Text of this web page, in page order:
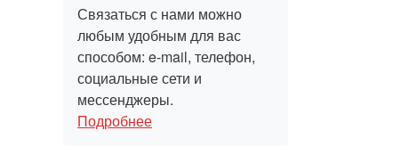
Связаться с нами можно
любым удобным для вас
способом: e-mail, телефон,
социальные сети и
мессенджеры.
Подробнее